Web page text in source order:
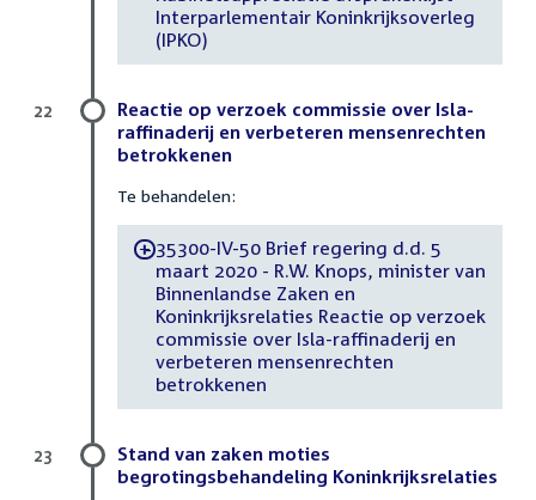
Interparlementair Koninkrijksoverleg
(IPKO)
Reactie op verzoek commissie over Isla-
raffinaderij en verbeteren mensenrechten
betrokkenen
Te behandelen:
-35300-IV-50 Brief regering d.d. 5
maart 2020 - R.W. Knops, minister van
Binnenlandse Zaken en
Koninkrijksrelaties Reactie op verzoek
commissie over Isla-raffinaderij en
verbeteren mensenrechten
betrokkenen
22
Stand van zaken moties
begrotingsbehandeling Koninkrijksrelaties
23